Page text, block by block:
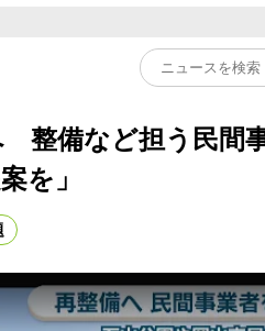
整備など担う民間
を」